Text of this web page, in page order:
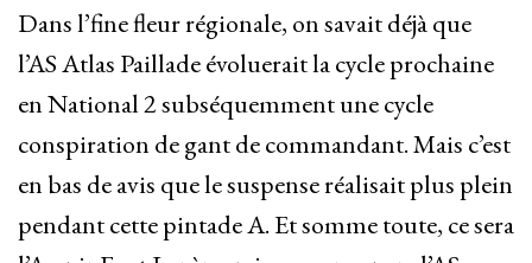
Dans l’fine fleur régionale, on savait déjà que
l’AS Atlas Paillade évoluerait la cycle prochaine
en National 2 subséquemment une cycle
conspiration de gant de commandant. Mais c’est
en bas de avis que le suspense réalisait plus plein
pendant cette pintade A. Et somme toute, ce sera